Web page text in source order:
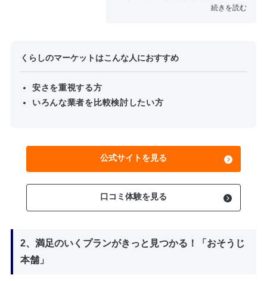
段がするんだとびっくりしまし
ほっとしました。 購入してから一
た後はカビのような匂いもなくな
らいました。
続きを読む
くらしのマーケットはこんな人におすすめ
安さを重視する方
いろんな業者を比較検討したい方
公式サイトを見る
口コミ体験を見る
2、満足のいくプランがきっと見つかる！「おそうじ
本舗」